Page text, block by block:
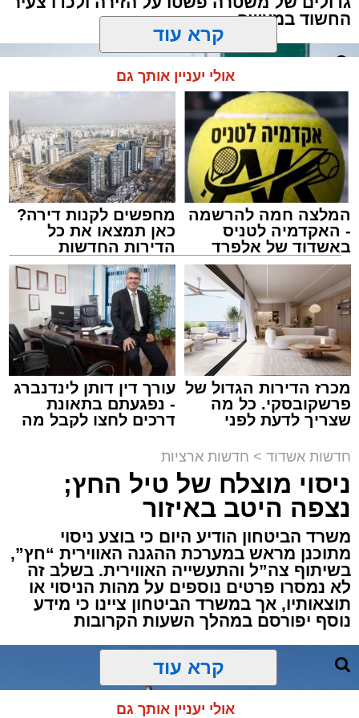
החשוד במעשה
אילוסטרציה מעצר חשוד
מערכת האתר / 00:13 06.08.26
תגים:משטרה, מעצר, אלימות, אשדוד
דרמה קשה ברחובות אשדוד: אירוע אלימות חמור
התרחש בשעות אחר הצהריים (רביעי) באחד
הפארקים המרכזיים בעיר, במהלכו נדקר נער בן
12 ונפצע.
עם קבלת הדיווח במוקד 100 ובמוקדי החירום,
הוזעקו למקום כוחות הצלה רבים יחד עם שוטרי
תחנת אשדוד. צוותי הרפואה שהגיעו לזירה העניקו
לנער הפצוע טיפול רפואי ראשוני בשטח, ולאחר
מכן פינו אותו לבית החולים כשמצבו מוגדר קל.
קרא עוד
אולי יעניין אותך גם
המלצה חמה להרשמה
- האקדמיה לטניס
באשדוד של אלפרד
קריאולנסקי - לילדים
מחפשים לקנות דירה?
כאן תמצאו את כל
הדירות החדשות
למכירה באשדוד >>>
מכרז הדירות הגדול של
פרשקובסקי. כל מה
שצריך לדעת לפני
באשדוד
עורך דין דותן לינדנברג
- נפגעתם בתאונת
דרכים לחצו לקבל מה
חדשות אשדוד > חדשות ארציות
ניסוי מוצלח של טיל החץ;
נצפה היטב באיזור
משרד הביטחון הודיע היום כי בוצע ניסוי
מתוכנן מראש במערכת ההגנה האווירית “חץ”,
בשיתוף צה”ל והתעשייה האווירית. בשלב זה
לא נמסרו פרטים נוספים על מהות הניסוי או
תוצאותיו, אך במשרד הביטחון ציינו כי מידע
נוסף יפורסם במהלך השעות הקרובות
קרא עוד
אולי יעניין אותך גם